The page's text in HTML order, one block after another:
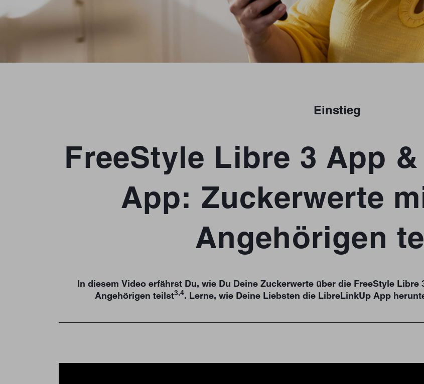
Einstieg
FreeStyle Libre 3 App
App: Zuckerwerte
Angehörigen
In diesem Video erfährst Du, wie Du Deine Zuckerwerte über die FreeStyle Libre
Angehörigen teilst3,4. Lerne, wie Deine Liebsten die LibreLinkUp App